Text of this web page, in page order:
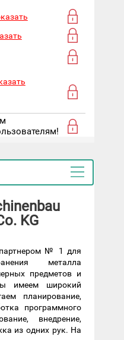
KG
№ 1 для
металла
предметов и
имеем широкий
планирование,
программного
внедрение,
из одних рук. На